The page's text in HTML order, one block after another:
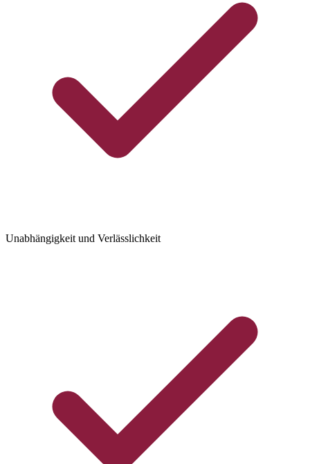
Unabhängigkeit und Verlässlichkeit